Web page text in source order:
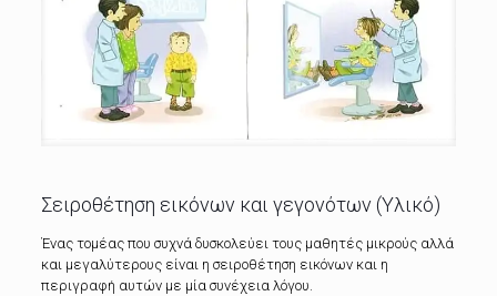
Σειροθέτηση εικόνων και γεγονότων (Υλικό)
Ένας τομέας που συχνά δυσκολεύει τους μαθητές μικρούς αλλά
και μεγαλύτερους είναι η σειροθέτηση εικόνων και η
περιγραφή αυτών με μία συνέχεια λόγου.